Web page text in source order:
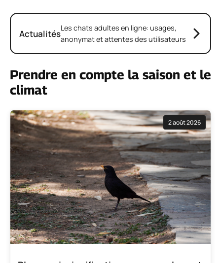
ActualitésLes chats adultes en ligne: usages,
anonymat et attentes des utilisateurs
Prendre en compte la saison et le
climat
2 août 2026